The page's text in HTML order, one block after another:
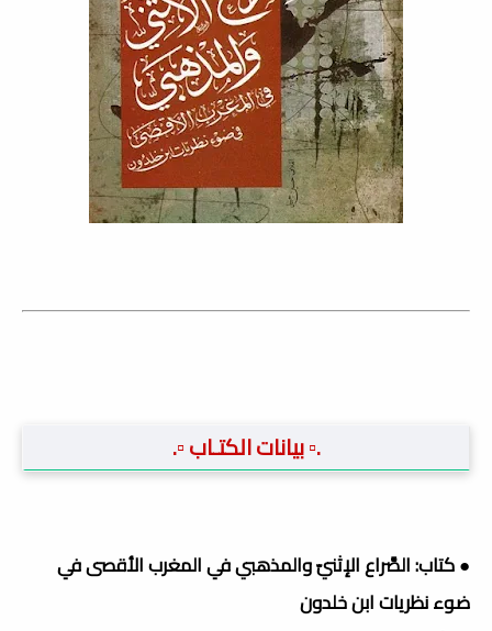
.▫️ بيانات الكتـاب ▫️.
● كتاب: الصَّراع الإثنيّ والمذهبي في المغرب الأقصى في
ضوء نظريات ابن خلدون